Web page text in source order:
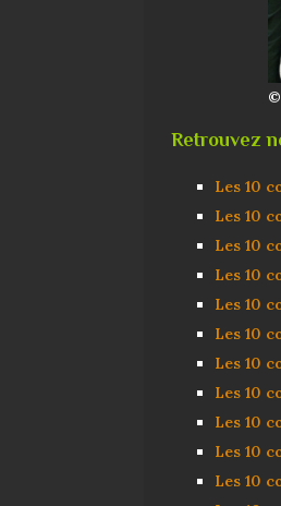
Retrouvez
Les 10
Les 10
Les 10
Les 10
Les 10
Les 10
Les 10
Les 10
Les 10
Les 10
Les 10